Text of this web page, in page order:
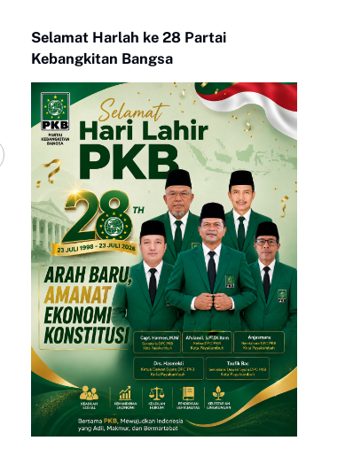
Selamat Harlah ke 28 Partai
Kebangkitan Bangsa